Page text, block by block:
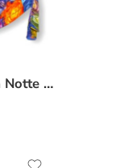
Cuffietta chirurgica Notte Stellata colorata